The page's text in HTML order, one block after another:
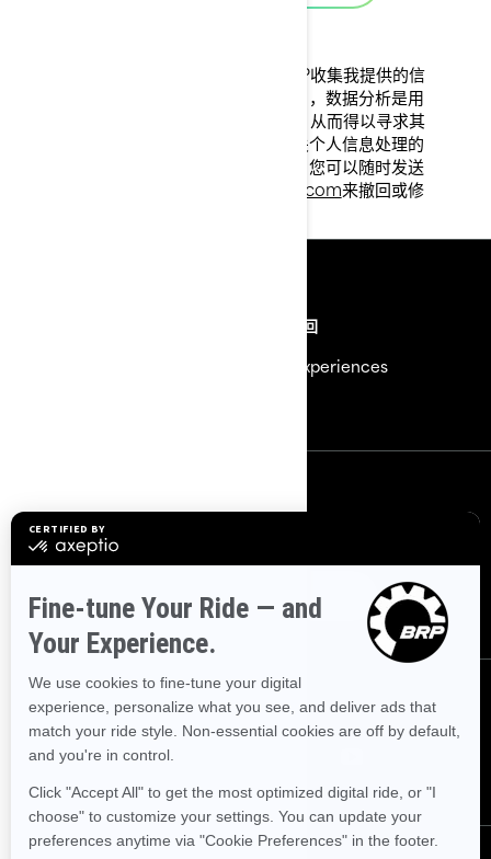
提交此请求后，我将允许BRP收集我提供的信
息用于定制营销策略。我明白，数据分析是用
来提高我和整个BRP的经验，从而得以寻求其
他有着类似兴趣的人们。有关个人信息处理的
详细资料，请参阅隐私政策。您可以随时发送
privacyofficer@brp.com来撤回或修
安全召回
BRP Experiences
联系我们
关注我们